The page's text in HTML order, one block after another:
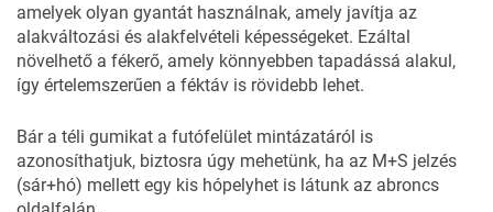
amelyek olyan gyantát használnak, amely javítja az
alakváltozási és alakfelvételi képességeket. Ezáltal
növelhető a fékerő, amely könnyebben tapadássá alakul,
így értelemszerűen a féktáv is rövidebb lehet.
Bár a téli gumikat a futófelület mintázatáról is
azonosíthatjuk, biztosra úgy mehetünk, ha az M+S jelzés
(sár+hó) mellett egy kis hópelyhet is látunk az abroncs